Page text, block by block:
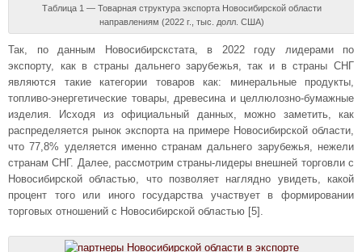
Таблица 1 — Товарная структура экспорта Новосибирской области
направлениям (2022 г., тыс. долл. США)
Так, по данным Новосибирскстата, в 2022 году лидерами по
экспорту, как в страны дальнего зарубежья, так и в страны СНГ
являются такие категории товаров как: минеральные продукты,
топливо-энергетические товары, древесина и целлюлозно-бумажные
изделия. Исходя из официальный данных, можно заметить, как
распределяется рынок экспорта на примере Новосибирской области,
что 77,8% уделяется именно странам дальнего зарубежья, нежели
странам СНГ. Далее, рассмотрим страны-лидеры внешней торговли с
Новосибирской областью, что позволяет наглядно увидеть, какой
процент того или иного государства участвует в формировании
торговых отношений с Новосибирской областью [5].